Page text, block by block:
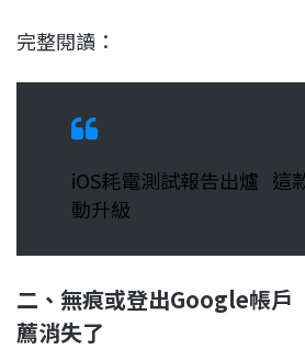
完整閱讀：
iOS耗電測試報告出爐 這
動升級
二、無痕或登出Google帳
薦消失了